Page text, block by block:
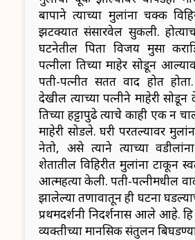
बापाने त्याच्या मुलांना चक्क
झटक्यात संसारवेल सुकली.
घटनेतील पिता विजय मुसा
पत्नीला तिच्या माहेर सोडून
पती-पत्नीत सतत वाद होत
देखील त्याच्या पत्नीने माहेरी सोडून
तिच्या हट्टापुढे त्याचे काही एक न
माहेरी सोडले. घरी परतल्यावर
नेतो, असे त्याने त्याच्या
शेतातील विहिरीत मुलांना टाकून
आत्महत्या केली. पती-पत्नीमधील
झालेल्या तणावातून ही घटना
प्रथमदर्शनी निदर्शनास आले आहे.
व्यक्तीच्या मानसिक संतुलन